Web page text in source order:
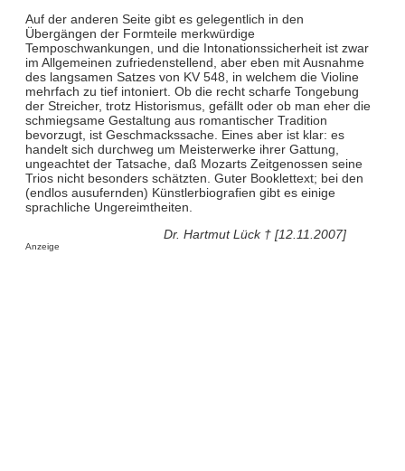
Auf der anderen Seite gibt es gelegentlich in den
Übergängen der Formteile merkwürdige
Temposchwankungen, und die Intonationssicherheit ist zwar
im Allgemeinen zufriedenstellend, aber eben mit Ausnahme
des langsamen Satzes von KV 548, in welchem die Violine
mehrfach zu tief intoniert. Ob die recht scharfe Tongebung
der Streicher, trotz Historismus, gefällt oder ob man eher die
schmiegsame Gestaltung aus romantischer Tradition
bevorzugt, ist Geschmackssache. Eines aber ist klar: es
handelt sich durchweg um Meisterwerke ihrer Gattung,
ungeachtet der Tatsache, daß Mozarts Zeitgenossen seine
Trios nicht besonders schätzten. Guter Booklettext; bei den
(endlos ausufernden) Künstlerbiografien gibt es einige
sprachliche Ungereimtheiten.
Dr. Hartmut Lück † [12.11.2007]
Anzeige